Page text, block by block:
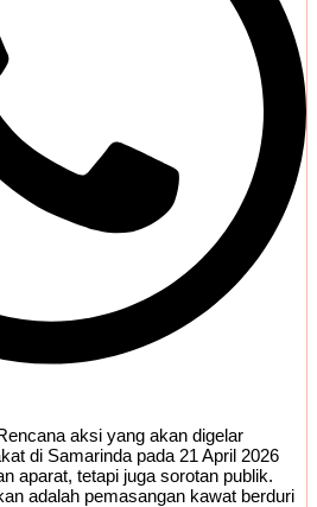
aksi yang akan digelar
di Samarinda pada 21 April 2026
aparat, tetapi juga sorotan publik.
adalah pemasangan kawat berduri